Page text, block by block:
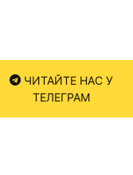
ЧИТАЙТЕ НАС У
ТЕЛЕГРАМ